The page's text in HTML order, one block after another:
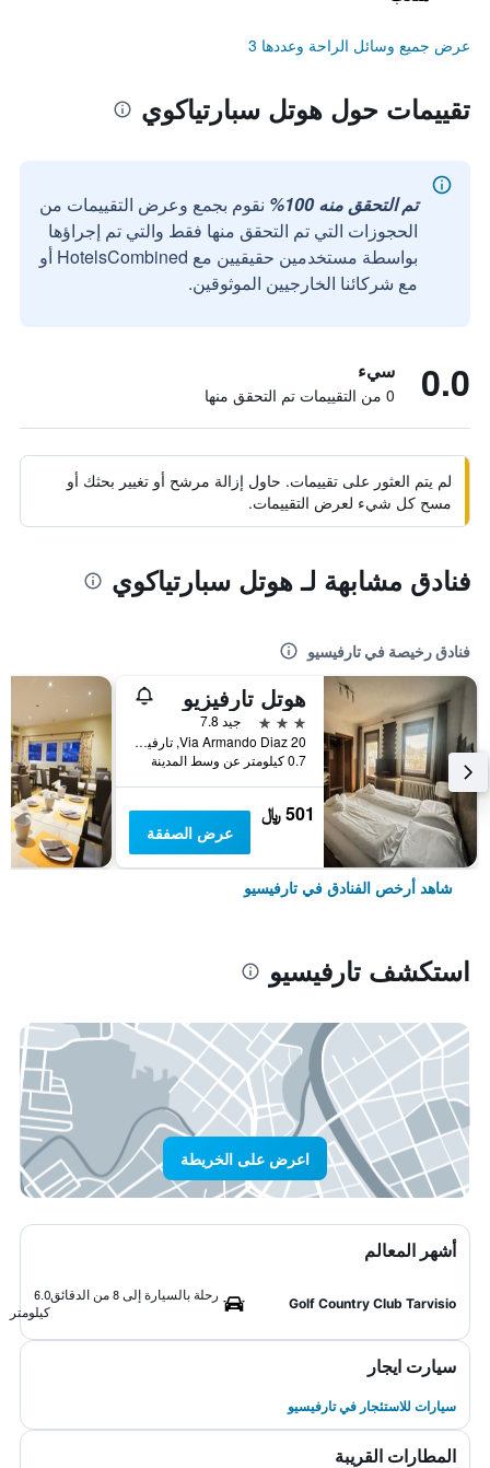
عرض جميع وسائل الراحة وعددها 3
تقييمات حول هوتل سبارتياكوي
تم التحقق منه 100%
نقوم بجمع وعرض التقييمات من
الحجوزات التي تم التحقق منها فقط والتي تم إجراؤها
بواسطة مستخدمين حقيقيين مع HotelsCombined أو
مع شركائنا الخارجيين الموثوقين.
0.0 سيء
0 من التقييمات تم التحقق منها
لم يتم العثور على تقييمات. حاول إزالة مرشح أو تغيير بحثك أو
مسح كل شيء لعرض التقييمات.
فنادق مشابهة لـ هوتل سبارتياكوي
فنادق رخيصة في تارفيسيو
هوتل تارفيزيو
3 نجوم
جيد 7.8
Via Armando Diaz 20, تارفيسيو, مقاطعة أوديني, إيطاليا
0.7 كيلومتر عن وسط المدينة
501 ﷼
عرض الصفقة
شاهد أرخص الفنادق في تارفيسيو
استكشف تارفيسيو
اعرض على الخريطة
أشهر المعالم
Golf Country Club Tarvisio
رحلة بالسيارة إلى 8 من الدقائق
6.0
كيلومتر
سيارت ايجار
سيارات للاستئجار في تارفيسيو
المطارات القريبة